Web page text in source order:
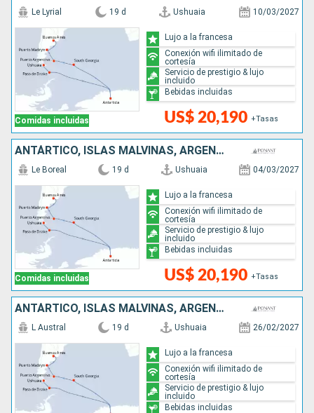
Comidas incluidas
Le Lyrial 19 d Ushuaia 10/03/2027
US$ 20,190 +Tasas
Lujo a la francesa
Conexión wifi ilimitado de
cortesía
Servicio de prestigio & lujo
incluido
Bebidas incluidas
ANTÁRTICO, ISLAS MALVINAS, ARGENTINA
Comidas incluidas
Le Boreal 19 d Ushuaia 04/03/2027
US$ 20,190 +Tasas
Lujo a la francesa
Conexión wifi ilimitado de
cortesía
Servicio de prestigio & lujo
incluido
Bebidas incluidas
ANTÁRTICO, ISLAS MALVINAS, ARGENTINA
L Austral 19 d Ushuaia 26/02/2027
Lujo a la francesa
Conexión wifi ilimitado de
cortesía
Servicio de prestigio & lujo
incluido
Bebidas incluidas